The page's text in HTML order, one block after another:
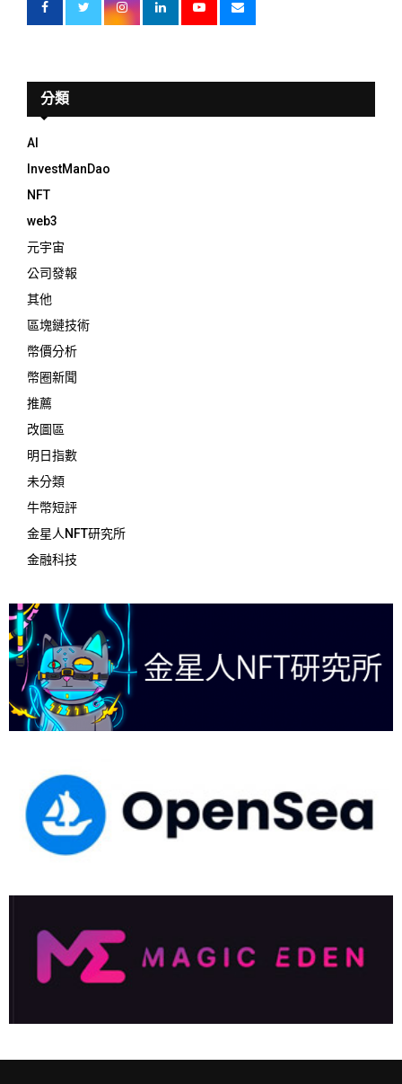
分類
AI
InvestManDao
NFT
web3
元宇宙
公司發報
其他
區塊鏈技術
幣價分析
幣圈新聞
推薦
改圖區
明日指數
未分類
牛幣短評
金星人NFT研究所
金融科技